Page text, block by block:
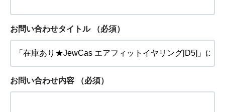
お問い合わせタイトル （必須）
お問い合わせ内容 （必須）